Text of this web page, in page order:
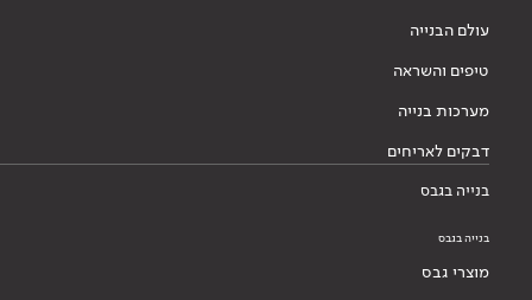
עולם הבנייה
טיפים והשראה
מערכות בנייה
דבקים לאריחים
בנייה בגבס
בנייה בגבס
מוצרי גבס